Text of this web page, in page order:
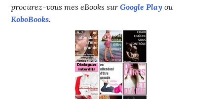
procurez-vous mes eBooks surGoogle Play ou
KoboBooks.